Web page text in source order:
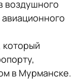
воздушного
в Мурманске.